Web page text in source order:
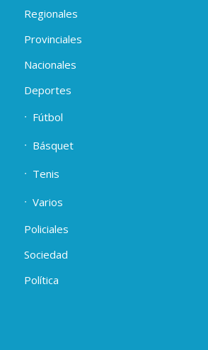
Regionales
Provinciales
Nacionales
Deportes
Fútbol
Básquet
Tenis
Varios
Policiales
Sociedad
Política